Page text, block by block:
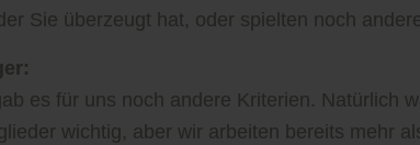
Sie überzeugt hat, oder spielten noch
es für uns noch andere Kriterien. Natürlich
wichtig, aber wir arbeiten bereits mehr